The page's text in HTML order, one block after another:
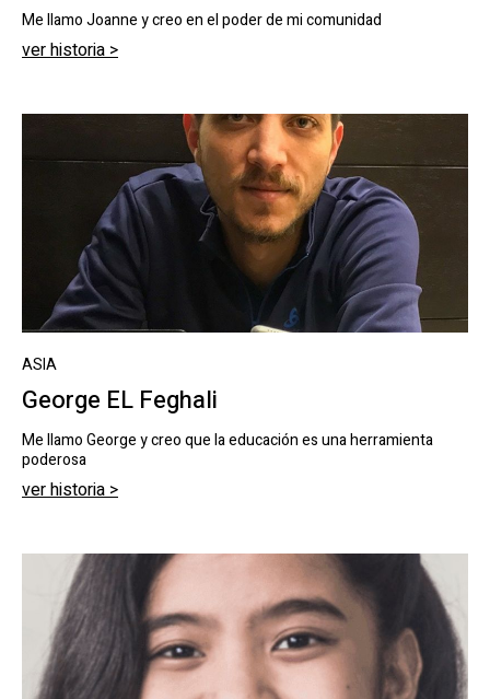
Me llamo Joanne y creo en el poder de mi comunidad
ver historia >
ASIA
George EL Feghali
Me llamo George y creo que la educación es una herramienta
poderosa
ver historia >